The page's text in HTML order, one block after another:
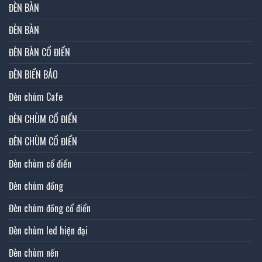
ĐÈN BÀN
ĐÈN BÀN
ĐÈN BÀN CỔ ĐIỂN
ĐÈN BIỂN BÁO
Đèn chùm Cafe
ĐÈN CHÙM CỔ ĐIỂN
ĐÈN CHÙM CỔ ĐIỂN
Đèn chùm cổ điển
Đèn chùm đồng
Đèn chùm đồng cổ điển
Đèn chùm led hiện đại
Đèn chùm nến